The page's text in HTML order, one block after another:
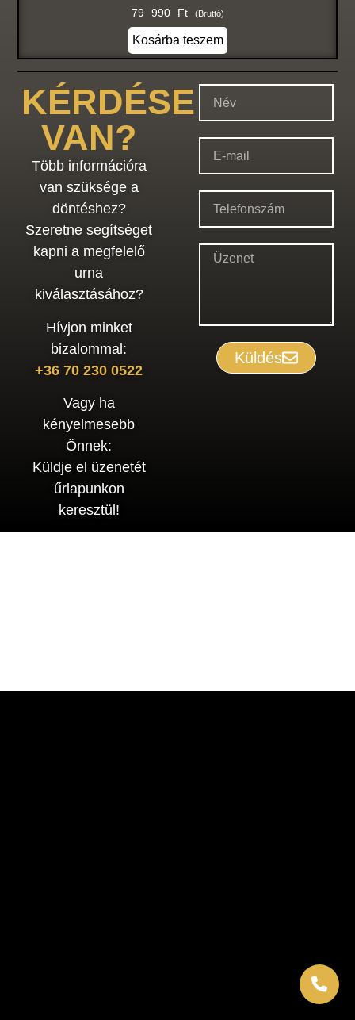
79 990 Ft (bruttó)
Kosárba teszem
KÉRDÉSE
VAN?
Több információra
van szüksége a
döntéshez?
Szeretne segítséget
kapni a megfelelő
urna
kiválasztásához?
Hívjon minket
bizalommal:
+36 70 230 0522
Vagy ha
kényelmesebb
Önnek:
Küldje el üzenetét
űrlapunkon
keresztül!
Küldés